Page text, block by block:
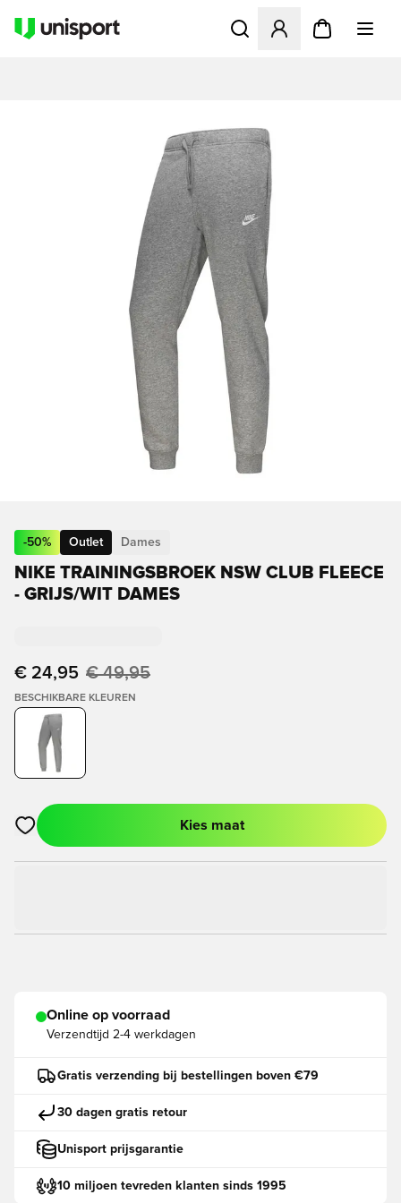
Opent een venster om in
-50% Outlet Dames
NIKE TRAININGSBROEK NSW CLUB FLEECE
- GRIJS/WIT DAMES
€ 24,95 € 49,95
BESCHIKBARE KLEUREN
Opent een venster om in te loggen of je aan te melden als lid
Kies maat
Online op voorraad
Verzendtijd 2-4 werkdagen
Gratis verzending bij bestellingen boven €79
30 dagen gratis retour
Unisport prijsgarantie
10 miljoen tevreden klanten sinds 1995